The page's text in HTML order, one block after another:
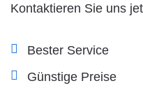
Kontaktieren Sie uns
Bester Service
Günstige Preise